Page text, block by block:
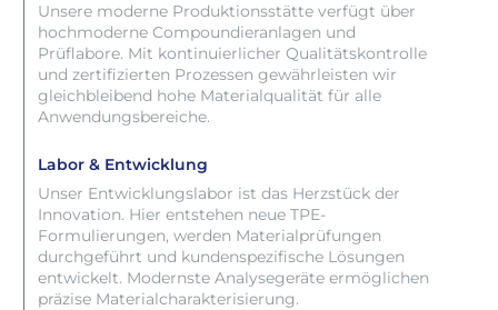
Unsere moderne Produktionsstätte verfügt über
hochmoderne Compoundieranlagen und
Prüflabore. Mit kontinuierlicher Qualitätskontrolle
und zertifizierten Prozessen gewährleisten wir
gleichbleibend hohe Materialqualität für alle
Anwendungsbereiche.
Labor & Entwicklung
Unser Entwicklungslabor ist das Herzstück der
Innovation. Hier entstehen neue TPE-
Formulierungen, werden Materialprüfungen
durchgeführt und kundenspezifische Lösungen
entwickelt. Modernste Analysegeräte ermöglichen
präzise Materialcharakterisierung.